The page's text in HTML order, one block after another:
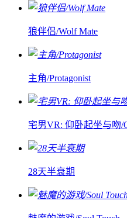
狼伴侣/Wolf Mate
主角/Protagonist
宅男VR: 仰卧起坐与吻/
28天半衰期